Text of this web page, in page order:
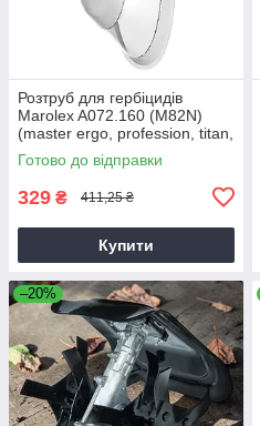
Розтруб для гербіцидів
Marolex A072.160 (M82N)
(master ergo, profession, titan,
x-line)
Готово до відправки
329 ₴ 411,25 ₴
Купити
–20%